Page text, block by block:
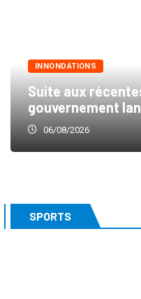
INNONDATIONS
Suite aux
gouvernement
06/08/2026
SPORTS